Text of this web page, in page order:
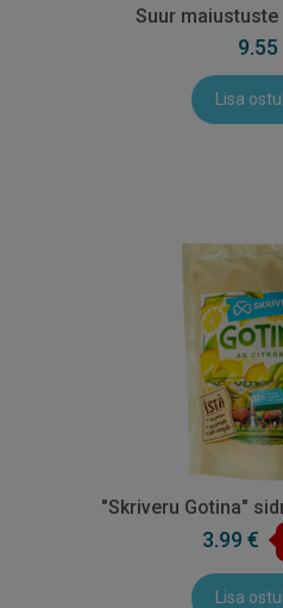
Suur
9.55
Lisa
"Skriveru Gotina"
3.99 €
Lisa